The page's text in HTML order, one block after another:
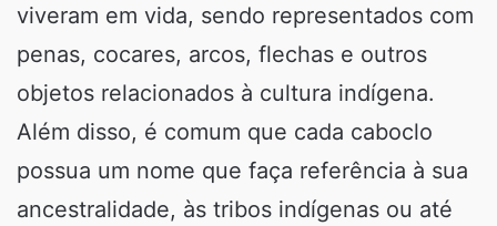
viveram em vida, sendo representados com
penas, cocares, arcos, flechas e outros
objetos relacionados à cultura indígena.
Além disso, é comum que cada caboclo
possua um nome que faça referência à sua
ancestralidade, às tribos indígenas ou até